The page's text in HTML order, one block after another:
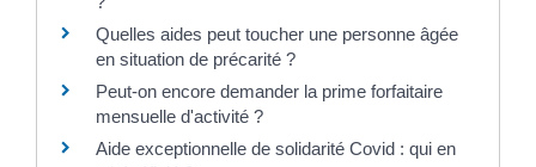
Quelles aides peut toucher une personne âgée
en situation de précarité ?
Peut-on encore demander la prime forfaitaire
mensuelle d'activité ?
Aide exceptionnelle de solidarité Covid : qui en